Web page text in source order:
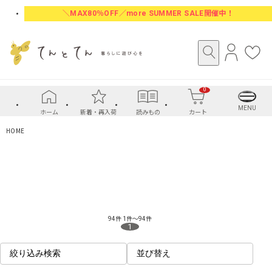
＼MAX80％OFF／more SUMMER SALE開催中！
に
入
り
ホーム 新着・再入荷 読みもの カート
0
MENU
HOME
94件 1件～94件
1
絞り込み検索 並び替え